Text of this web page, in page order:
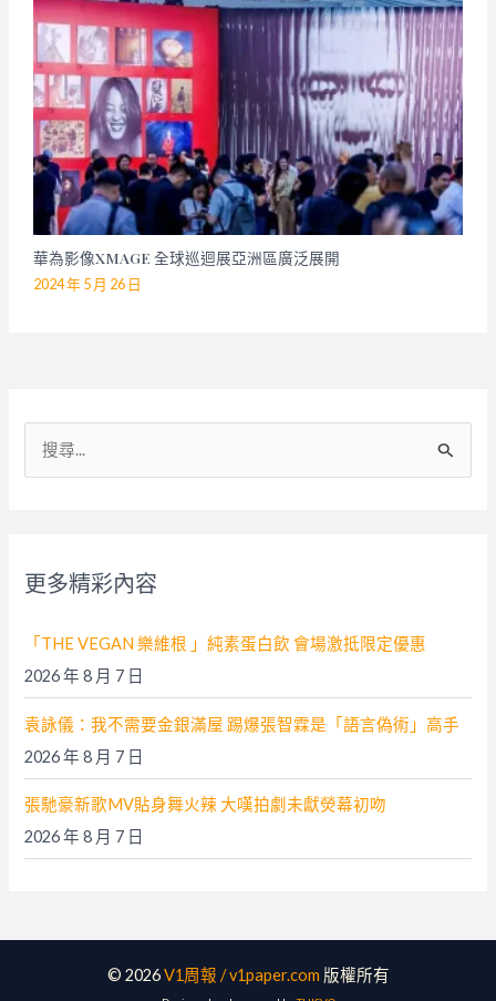
華為影像XMAGE 全球巡迴展亞洲區廣泛展開
2024 年 5 月 26 日
:
更多精彩內容
「THE VEGAN 樂維根 」純素蛋白飲 會場激抵限定優惠
2026 年 8 月 7 日
袁詠儀：我不需要金銀滿屋 踢爆張智霖是「語言偽術」高手
2026 年 8 月 7 日
張馳豪新歌MV貼身舞火辣 大嘆拍劇未獻熒幕初吻
2026 年 8 月 7 日
© 2026V1周報 / v1paper.com 版權所有